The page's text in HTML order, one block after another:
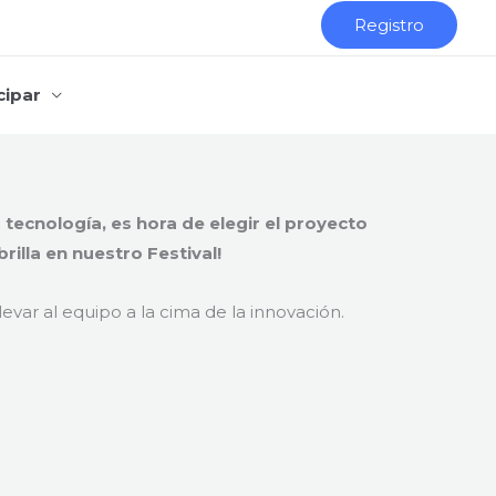
Registro
tecnología, es hora de elegir el proyecto
en nuestro Festival!
al equipo a la cima de la innovación.